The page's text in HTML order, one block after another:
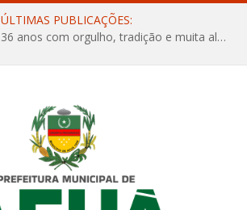
ÚLTIMAS PUBLICAÇÕES:
Afuá comemora 136 anos com orgulho, tradição e muita alegria na Quadra Dr. Nelson Salomão